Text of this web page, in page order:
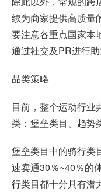
续为商家提供高质量
要注意各重点国家本
通过社交及PR进行助
品类策略
目前，整个运动行业
类：堡垒类目、趋势
堡垒类目中的骑行类
速卖通30％~40％的
行类目都十分具有潜